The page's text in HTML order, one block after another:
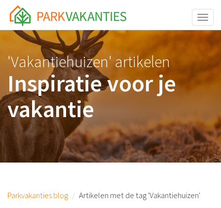
<body id="page-top">
'Vakantiehuizen' artikelen
Inspiratie voor je
vakantie
Parkvakanties blog Artikelen met de tag 'Vakantiehuizen'